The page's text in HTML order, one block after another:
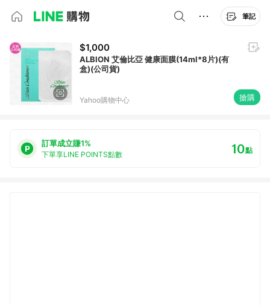
筆記
$1,000
ALBION 艾倫比亞 健康面膜(14ml*8片)(有
盒)(公司貨)
Yahoo購物中心 搶購
訂單成立賺1%
下單享LINE POINTS點數 10點